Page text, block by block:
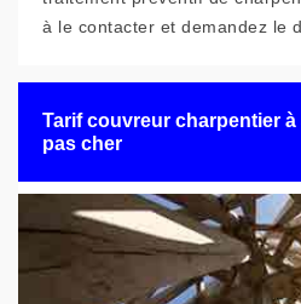
à le contacter et demandez le
Tarif couvreur charpentier
pas cher